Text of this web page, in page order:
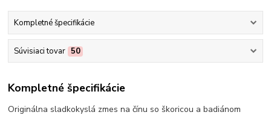
Kompletné špecifikácie
Súvisiaci tovar 50
Kompletné špecifikácie
Originálna sladkokyslá zmes na čínu so škoricou a badiánom